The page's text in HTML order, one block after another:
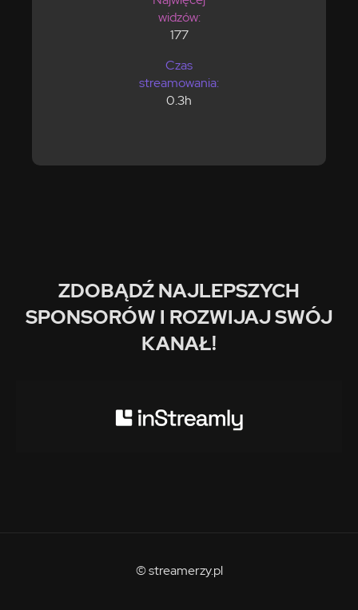
widzów:
177
Czas
streamowania:
0.3h
ZDOBĄDŹ NAJLEPSZYCH
SPONSORÓW I ROZWIJAJ SWÓJ
KANAŁ!
© streamerzy.pl